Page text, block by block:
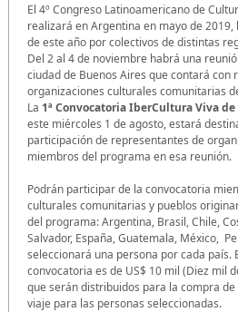
El 4º Congreso Latinoamericano de
realizará en Argentina en mayo de
de este año por colectivos de distintas
Del 2 al 4 de noviembre habrá una
ciudad de Buenos Aires que contará con
organizaciones culturales comunitarias
La 1ª Convocatoria IberCultura Viva
este miércoles 1 de agosto, estará
participación de representantes de
miembros del programa en esa reunión.
Podrán participar de la convocatoria
culturales comunitarias y pueblos
del programa: Argentina, Brasil, Chile,
Salvador, España, Guatemala, México,
seleccionará una persona por cada país.
convocatoria es de US$ 10 mil (Diez mil
que serán distribuidos para la compra
viaje para las personas seleccionadas.